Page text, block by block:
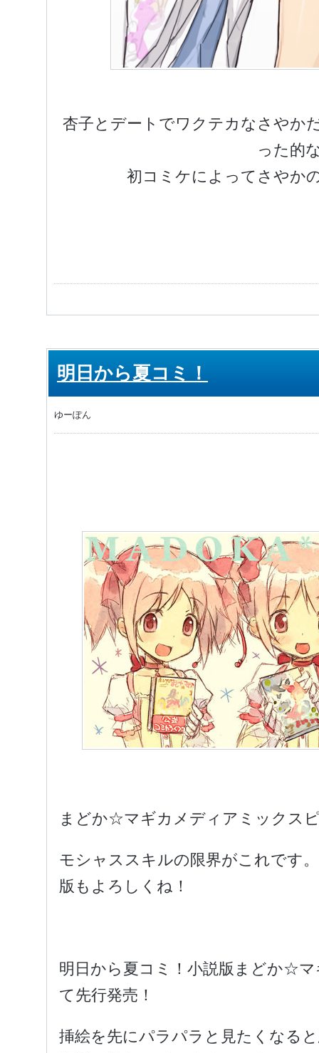
杏子とデートでワクテカなさやか
った的
初コミケによってさやか
明日から夏コミ！
ゆーぽん
まどか☆マギカメディアミックス
モシャススキルの限界がこれです
版もよろしくね！
明日から夏コミ！小説版まどか☆
て先行発売！
挿絵を先にパラパラと見たくなる